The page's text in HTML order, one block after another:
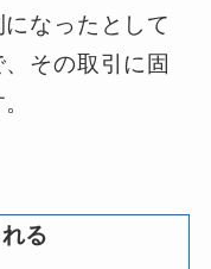
なったとして
その取引に固
る